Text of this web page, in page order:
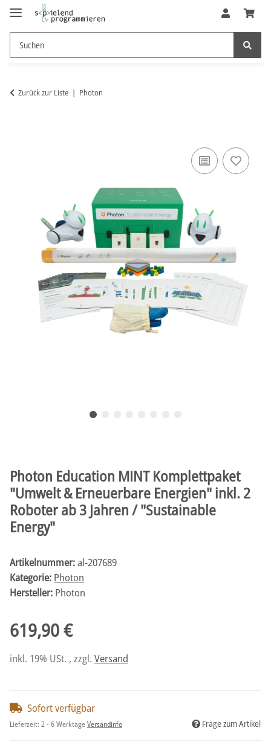
Zurück zur Liste Photon
Photon Education MINT Komplettpaket
"Umwelt & Erneuerbare Energien" inkl. 2
Roboter ab 3 Jahren / "Sustainable
Energy"
Artikelnummer:al-207689
Kategorie: Photon
Hersteller: Photon
619,90 €
inkl. 19% USt. , zzgl. Versand
Sofort verfügbar
Lieferzeit: 2 - 6 WerktageVersandinfo Frage zum Artikel